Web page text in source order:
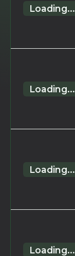
Loading...
Loading...
Loading...
Loading...